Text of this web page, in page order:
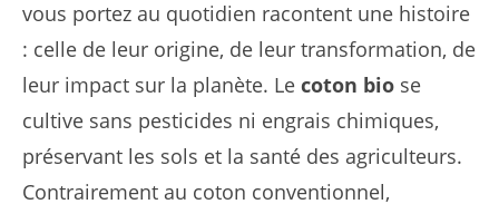
vous portez au quotidien racontent une histoire
: celle de leur origine, de leur transformation, de
leur impact sur la planète. Le coton bio se
cultive sans pesticides ni engrais chimiques,
préservant les sols et la santé des agriculteurs.
Contrairement au coton conventionnel,